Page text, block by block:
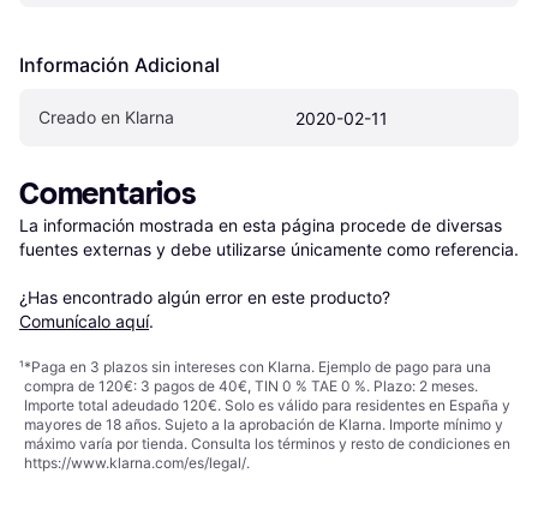
Información Adicional
Creado en Klarna 2020-02-11
Comentarios
La información mostrada en esta página procede de diversas
fuentes externas y debe utilizarse únicamente como referencia.
¿Has encontrado algún error en este producto?
Comunícalo aquí.
¹*Paga en 3 plazos sin intereses con Klarna. Ejemplo de pago para una
compra de 120€: 3 pagos de 40€, TIN 0 % TAE 0 %. Plazo: 2 meses.
Importe total adeudado 120€. Solo es válido para residentes en España y
mayores de 18 años. Sujeto a la aprobación de Klarna. Importe mínimo y
máximo varía por tienda. Consulta los términos y resto de condiciones en
https://www.klarna.com/es/legal/.